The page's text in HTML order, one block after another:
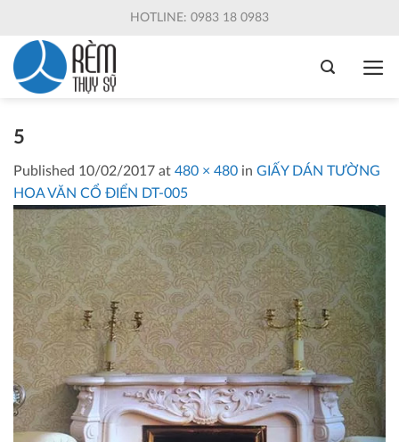
content
HOTLINE: 0983 18 0983
5
Published 10/02/2017 at 480 × 480 in GIẤY DÁN TƯỜNG
HOA VĂN CỔ ĐIỂN DT-005